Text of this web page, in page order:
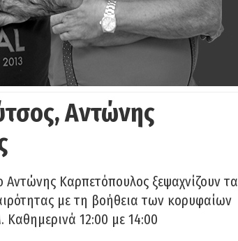
Αντώνης
Καρπετόπουλος ξεψαχνίζουν τα
με τη βοήθεια των κορυφαίων
12:00 με 14:00